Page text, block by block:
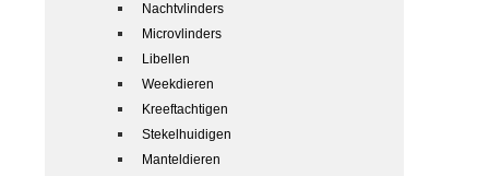
Nachtvlinders
Microvlinders
Libellen
Weekdieren
Kreeftachtigen
Stekelhuidigen
Manteldieren